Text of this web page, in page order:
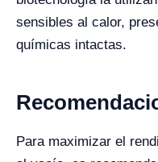
sensibles al calor,
químicas intactas.
Para maximizar el